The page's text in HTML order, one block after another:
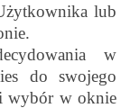
lub
w
do swojego
wybór w oknie